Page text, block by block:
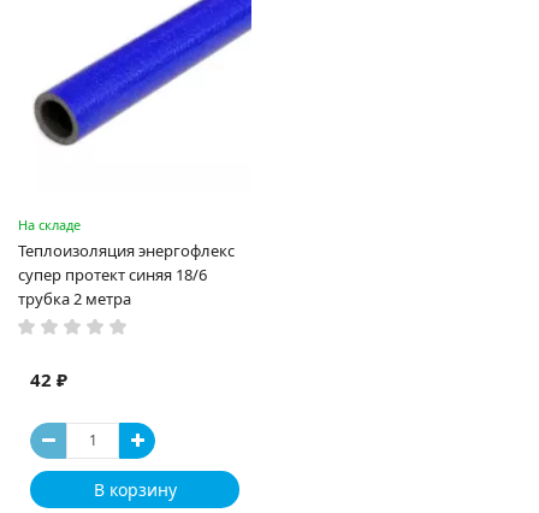
На складе
Теплоизоляция энергофлекс
супер протект синяя 18/6
трубка 2 метра
42 ₽
В корзину